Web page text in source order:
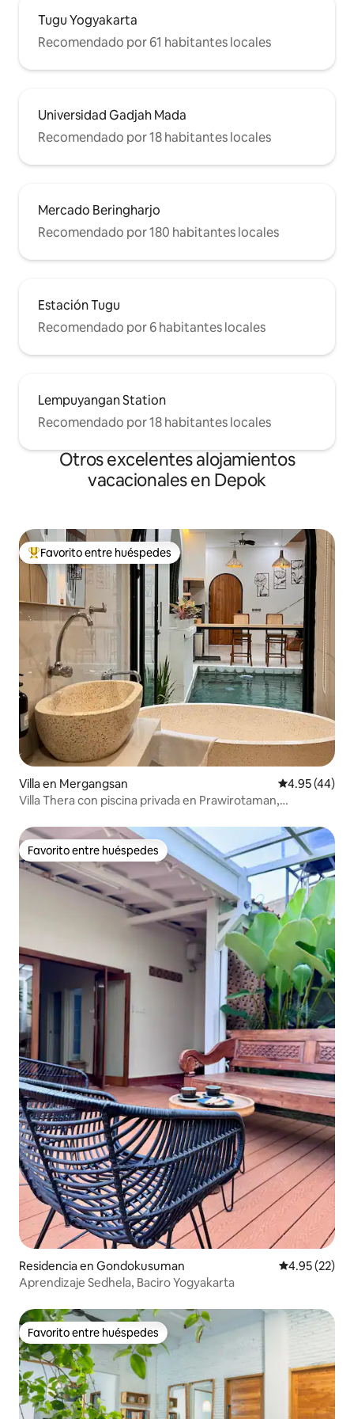
Tugu Yogyakarta
Recomendado por 61 habitantes locales
Universidad Gadjah Mada
Recomendado por 18 habitantes locales
Mercado Beringharjo
Recomendado por 180 habitantes locales
Estación Tugu
Recomendado por 6 habitantes locales
Lempuyangan Station
Recomendado por 18 habitantes locales
Otros excelentes alojamientos
vacacionales en Depok
De los mejores en Favorito entre huéspedes
Favorito entre huéspedes
Villa en Mergangsan Calificación
4.95 (44)
Villa Thera con piscina privada en Prawirotaman,
Favorito entre huéspedes
Favorito entre huéspedes
Residencia en Gondokusuman Calificación
4.95 (22)
Aprendizaje Sedhela, Baciro Yogyakarta
Favorito entre huéspedes
Favorito entre huéspedes